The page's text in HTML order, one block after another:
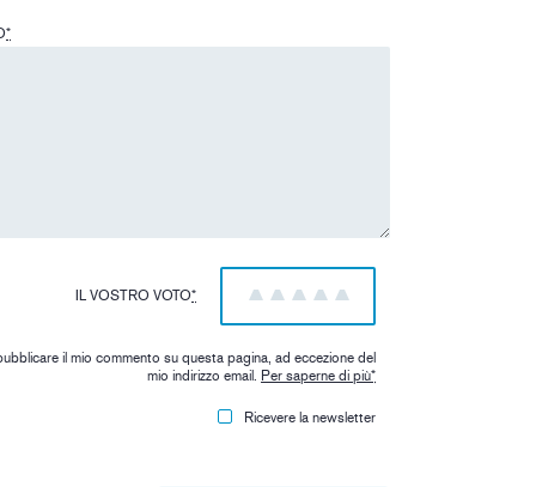
*
IL VOSTRO VOTO* 5
4
3
2
1
il mio commento su questa pagina, ad eccezione del
mio indirizzo email. Per saperne di più*
Ricevere la newsletter